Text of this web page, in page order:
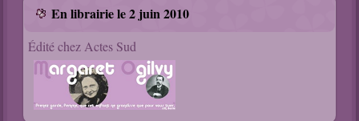
En librairie le 2 juin 2010
Édité chez Actes Sud